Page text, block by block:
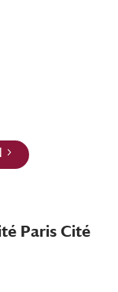
Paris Cité